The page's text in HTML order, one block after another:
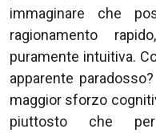
immaginare che
ragionamento
puramente intuitiva.
apparente
maggior sforzo
piuttosto che